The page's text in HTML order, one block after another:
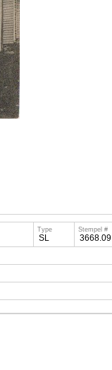
Type
SL
Stempel #
3668.09